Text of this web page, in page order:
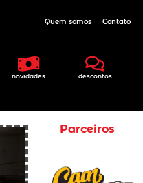
novidades descontos
Quem somos Contato
Parceiros